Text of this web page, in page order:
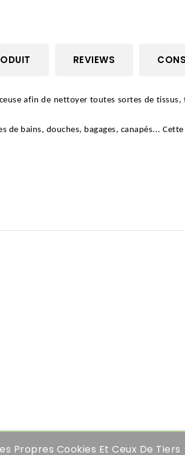
REVIEWS
afin de nettoyer toutes sortes de
de bains, douches, bagages, canapés...
Propres Cookies Et Ceux De Tiers